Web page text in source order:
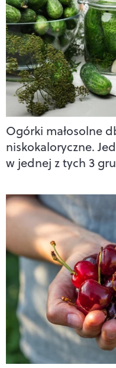
Ogórki małosolne
niskokaloryczne.
w jednej z tych 3